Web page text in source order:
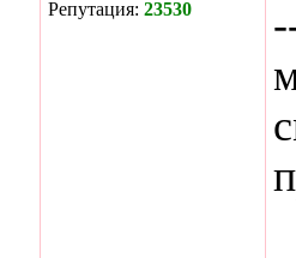
Репутация: 23530